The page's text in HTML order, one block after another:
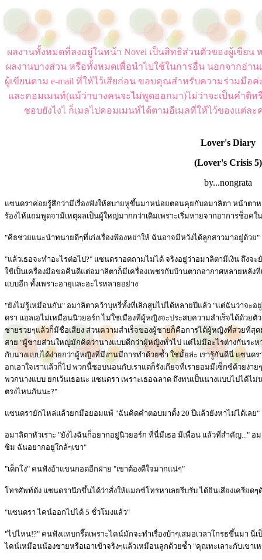
ผลงานทั้งหมดที่ลงอยู่ในหน้า Novel เป็นสิทธิส่วนตัวของผู้เขีย
ผลงานบางส่วน หรือทั้งหมดเพื่อนำไปใช้ในการอื่น นอกจากอ่า
ผู้เขียนตาม e-mail ที่ให้ไว้เสียก่อน ขอบคุณสำหรับความร่วมมือ
และคอมเมนท์(แม้ว่าบางคนจะไม่พูดออกมา)ไม่ว่าจะเป็นคำติ
ชอบยังไงไ ก็เมลไปคอมเมนท์ได้ตามอีเมลที่ให้ไว้ของแต่
Lover's Diary
(Lover's Crisis 5)
by...nongrata
แซนดราค่อยรู้สึกว่ามีเรื่องฟังให้สบายหูขึ้นมาหน่อยตอนคุยกับอมาลิตา หน้าตา
ร้องไห้แถมพูดจามีเหตุผลเป็นผู้ใหญ่มากกว่าเดิมเพราะเริ่มหายจากอาการช็อคใ
"คีธช่วยแนะนำทนายดีๆที่เก่งเรื่องฟ้องหย่าให้ ฉันอาจมีหวังได้ลูกสาวมาอยู่ด้วย"
"แล้วเธอจะทำอะไรต่อไป?" แซนดราอดถามไม่ได้ จริงอยู่ว่าอมาลิตามีเงิน ถึง
ใช้เป็นเครื่องมือขอคืนดีแต่อมาลิตาก็มีเครื่องเพชรกับบ้านตากอากาศหลายหลัง
แบบอีก ทั้งเพราะอายุและอะไรหลายอย่าง
"ยังไม่รู้เหมือนกัน" อมาลิตาคว้าบุหรี่ทั้งที่เลิกสูบไปได้หลายปีแล้ว "แต่ฉันว่าจะ
ดรา แอลเอไม่เหมือนนิวยอร์ก ไม่ใช่เมืองที่ผู้หญิงจะประสบความสำเร็จได้ด้วย
ชายรวยๆแล้วก็มีชื่อเสียง ส่วนความสำเร็จของผู้ชายก็คือการได้ผู้หญิงที่สวยที่
สาย "ผู้ชายส่วนใหญ่มักคิดว่านางแบบดีกว่าผู้หญิงทั่วไป แต่ไม่มีอะไรต่างกันระ
กับนางแบบได้ง่ายกว่าผู้หญิงที่มีงานมีการทำด้วยซ้ำ ใช่มั้ยล่ะ เรารู้กันดีนี่ แซนด
อกเอาใจเราแล้วก็ไป พวกนี้ชอบนอนกับเราแต่ก็รังเกียจที่เรายอมมีเซ็กซ์ด้วยง่
พวกนางแบบ ยกเว้นเธอนะ แซนดรา เพราะเธอฉลาด ถึงทนเป็นนางแบบไปได้ไ
ตรงไหนกันนะ?"
แซนดรายักไหล่แล้วยกมือยอมแพ้ "ฉันคิดคำตอบมาตั้ง 20 ปีแล้วยังหาไม่ได้เลย"
อมาลิตาหัวเราะ "ยังไงฉันก็อยากอยู่นิวยอร์ก ที่นี่มีเธอ มีเพื่อน แล้วที่สำคัญ..."
ซิม ฉันอยากอยู่ใกล้ๆเขา"
"เด็กโง่" คนฟังอ้าแขนกอดอีกฝ่าย "เขาต้องดีใจมากแน่ๆ"
โทรศัพท์ดัง แซนดรานึกขึ้นได้ว่าสั่งให้แมกซ์โทรหาเลยรีบรับ ได้ยินเสียงเครียดๆ
"แซนดรา ไคน์ออกไปได้ 5 ชั่วโมงแล้ว"
"ไปไหน!?" คนฟังแทบกรี๊ดเพราะไคน์มักจะทำเรื่องบ้าๆเสมอเวลาโกรธขึ้นมา นี่
ไคน์เหมือนน้องชายหรือเอาเข้าจริงๆแล้วเหมือนลูกด้วยซ้ำ "คุณทะเลาะกับเขาเห